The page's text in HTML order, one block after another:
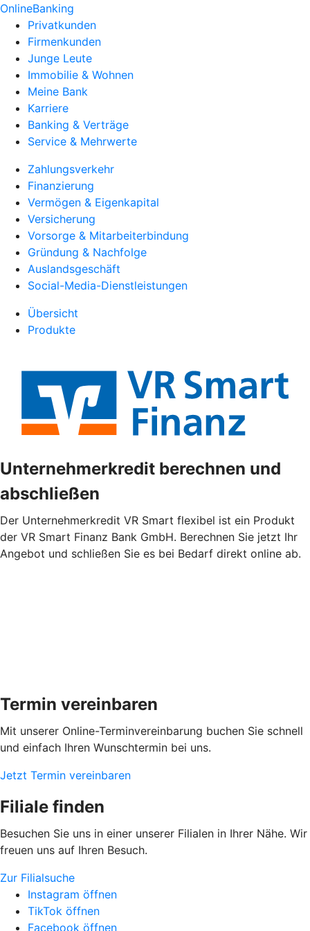
OnlineBanking
Privatkunden
Firmenkunden
Junge Leute
Immobilie & Wohnen
Meine Bank
Karriere
Banking & Verträge
Service & Mehrwerte
Zahlungsverkehr
Finanzierung
Vermögen & Eigenkapital
Versicherung
Vorsorge & Mitarbeiterbindung
Gründung & Nachfolge
Auslandsgeschäft
Social-Media-Dienstleistungen
Übersicht
Produkte
Unternehmerkredit berechnen und
abschließen
Der Unternehmerkredit VR Smart flexibel ist ein Produkt
der VR Smart Finanz Bank GmbH. Berechnen Sie jetzt Ihr
Angebot und schließen Sie es bei Bedarf direkt online ab.
Termin vereinbaren
Mit unserer Online-Terminvereinbarung buchen Sie schnell
und einfach Ihren Wunschtermin bei uns.
Jetzt Termin vereinbaren
Filiale finden
Besuchen Sie uns in einer unserer Filialen in Ihrer Nähe. Wir
freuen uns auf Ihren Besuch.
Zur Filialsuche
Instagram öffnen
TikTok öffnen
Facebook öffnen